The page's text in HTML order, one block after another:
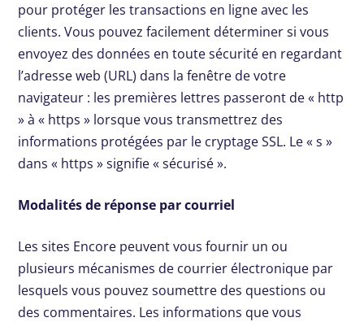
pour protéger les transactions en ligne avec les
clients. Vous pouvez facilement déterminer si vous
envoyez des données en toute sécurité en regardant
l’adresse web (URL) dans la fenêtre de votre
navigateur : les premières lettres passeront de « http
» à « https » lorsque vous transmettrez des
informations protégées par le cryptage SSL. Le « s »
dans « https » signifie « sécurisé ».
Modalités de réponse par courriel
Les sites Encore peuvent vous fournir un ou
plusieurs mécanismes de courrier électronique par
lesquels vous pouvez soumettre des questions ou
des commentaires. Les informations que vous